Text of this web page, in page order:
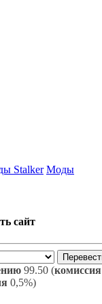
Stalker Моды
сайт
99.50 (
0,5%)